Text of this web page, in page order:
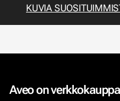
KUVIA
Aveo on